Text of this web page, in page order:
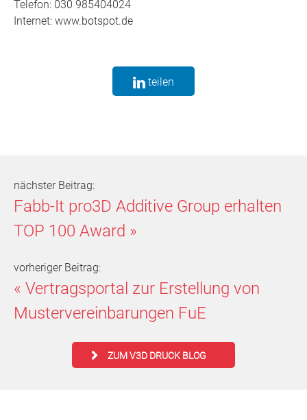
Telefon: 030 985404024
Internet: www.botspot.de
teilen
nächster Beitrag:
Fabb-It pro3D Additive Group erhalten
TOP 100 Award »
vorheriger Beitrag:
« Vertragsportal zur Erstellung von
Mustervereinbarungen FuE
ZUM V3D DRUCK BLOG